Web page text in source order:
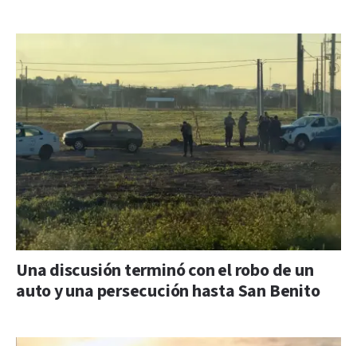
Una discusión terminó con el robo de un
auto y una persecución hasta San Benito